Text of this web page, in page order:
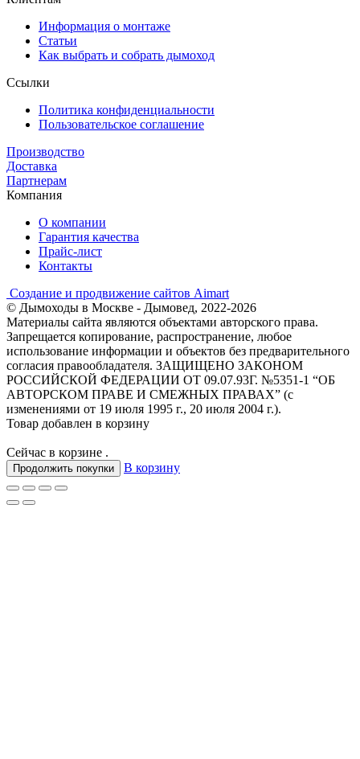
Информация о монтаже
Статьи
Как выбрать и собрать дымоход
Ссылки
Политика конфиденциальности
Пользовательское соглашение
Производство
Доставка
Партнерам
Компания
О компании
Гарантия качества
Прайс-лист
Контакты
Создание и продвижение сайтов Aimart
© Дымоходы в Москве - Дымовед, 2022-2026
Материалы сайта являются объектами авторского права.
Запрещается копирование, распространение, любое
использование информации и объектов без предварительного
согласия правообладателя. ЗАЩИЩЕНО ЗАКОНОМ
РОССИЙСКОЙ ФЕДЕРАЦИИ ОТ 09.07.93Г. №5351-1 “ОБ
АВТОРСКОМ ПРАВЕ И СМЕЖНЫХ ПРАВАХ” (с
изменениями от 19 июля 1995 г., 20 июля 2004 г.).
Товар добавлен в корзину
Сейчас в корзине .
Продолжить покупки В корзину